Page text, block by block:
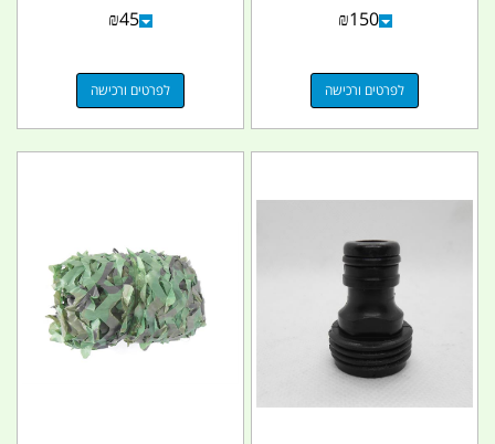
₪150
לפרטים ורכישה
חשמליות...
₪45
לפרטים ורכישה